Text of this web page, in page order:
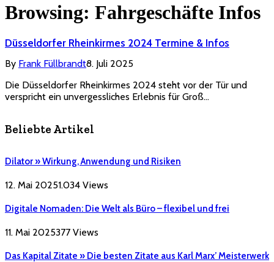
Browsing: Fahrgeschäfte Infos
Düsseldorfer Rheinkirmes 2024 Termine & Infos
By Frank Füllbrandt8. Juli 2025
Die Düsseldorfer Rheinkirmes 2024 steht vor der Tür und
verspricht ein unvergessliches Erlebnis für Groß…
Beliebte Artikel
Dilator » Wirkung, Anwendung und Risiken
12. Mai 20251.034 Views
Digitale Nomaden: Die Welt als Büro – flexibel und frei
11. Mai 2025377 Views
Das Kapital Zitate » Die besten Zitate aus Karl Marx’ Meisterwerk